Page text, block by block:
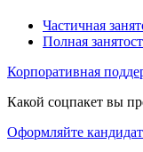
Частичная
Полная
Корпоративная
Какой соцпакет вы
Оформляйте